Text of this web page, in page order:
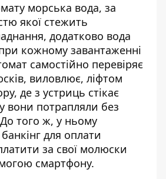
морська вода, за
якої стежить
додатково вода
кожному завантаженні
самостійно перевіряє
виловлює, ліфтом
де з устриць стікає
вони потрапляли без
того ж, у ньому
для оплати
за свої молюски
смартфону.